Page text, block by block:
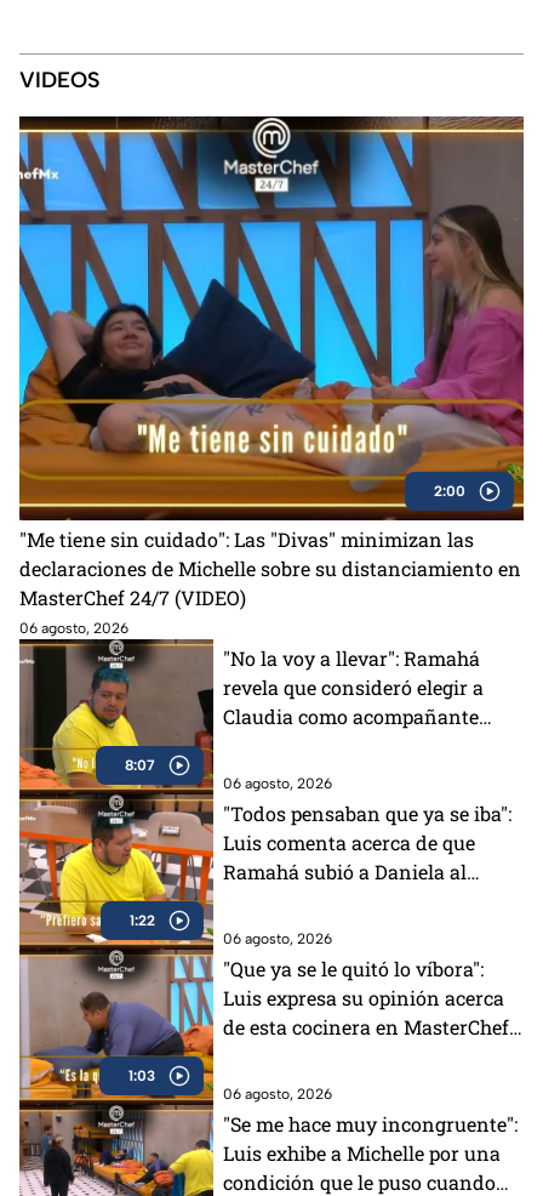
VIDEOS
2:00
"Me tiene sin cuidado": Las "Divas" minimizan las
declaraciones de Michelle sobre su distanciamiento en
MasterChef 24/7 (VIDEO)
06 agosto, 2026
8:07
"No la voy a llevar": Ramahá
revela que consideró elegir a
Claudia como acompañante
MasterChef (VIDEO)
06 agosto, 2026
1:22
"Todos pensaban que ya se iba":
Luis comenta acerca de que
Ramahá subió a Daniela al
06 agosto, 2026
1:03
"Que ya se le quitó lo víbora":
Luis expresa su opinión acerca
de esta cocinera en MasterChef
06 agosto, 2026
"Se me hace muy incongruente":
Luis exhibe a Michelle por una
condición que le puso cuando